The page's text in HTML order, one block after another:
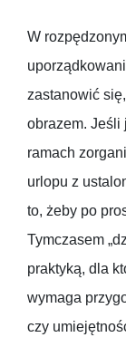
W
zastanowić
obrazem. Jeśli
ramach
urlopu z
to, żeby po
Tymczasem
praktyką, dla
wymaga
czy